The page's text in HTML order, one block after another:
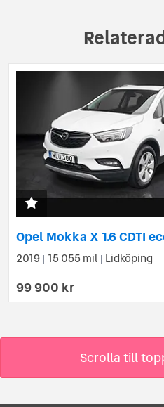
2019 15 055 mil Lidköping
99 900 kr
Scrolla till